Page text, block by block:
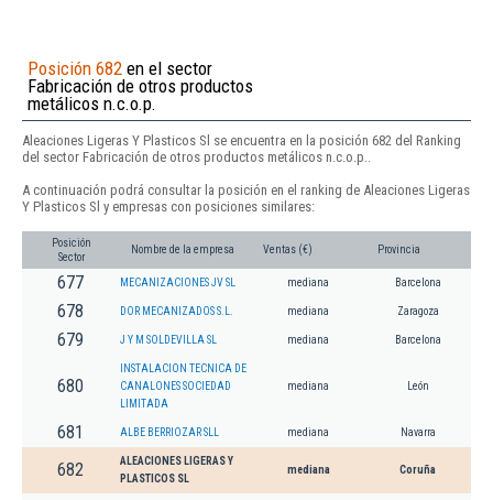
Posición 682 en el sector
Fabricación de otros productos
metálicos n.c.o.p.
Aleaciones Ligeras Y Plasticos Sl se encuentra en la posición 682 del Ranking
del sector Fabricación de otros productos metálicos n.c.o.p..
A continuación podrá consultar la posición en el ranking de Aleaciones Ligeras
Y Plasticos Sl y empresas con posiciones similares:
Posición
Sector
Nombre de la empresa Ventas (€) Provincia
677 MECANIZACIONES JV SL mediana Barcelona
678 DOR MECANIZADOS S.L. mediana Zaragoza
679 J Y M SOLDEVILLA SL mediana Barcelona
680
INSTALACION TECNICA DE
CANALONES SOCIEDAD
LIMITADA
mediana León
681 ALBE BERRIOZAR SLL mediana Navarra
682
ALEACIONES LIGERAS Y
PLASTICOS SL
mediana Coruña